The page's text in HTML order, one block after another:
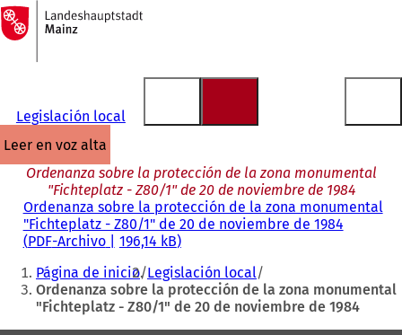
Saltar al contenido
A
la
página
Legislación local
leer en voz alta
Ordenanza sobre la protección de la zona monumental
"Fichteplatz - Z80/1" de 20 de noviembre de 1984
Ordenanza sobre la protección de la zona monumental
"Fichteplatz - Z80/1" de 20 de noviembre de 1984
PDF-Archivo 196,14 kB
Estás
aquí:
Página de inicio Legislación local
Ordenanza sobre la protección de la zona monumental
"Fichteplatz - Z80/1" de 20 de noviembre de 1984